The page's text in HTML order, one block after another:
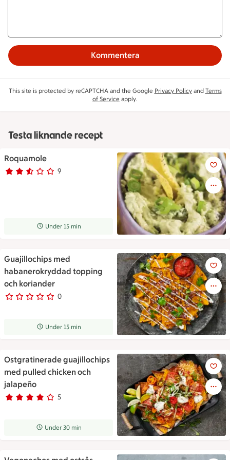
Kommentera
This site is protected by reCAPTCHA and the Google Privacy Policyand Terms
of Service apply.
Testa liknande recept
Roquamole
Betyg 2.7 av 5. 9
9 personer har röstat
Receptet tar Under 15 min att tillaga
Under 15 min
Roquamole
Guajillochips med
habanerokryddad topping
och koriander
0
0 personer har röstat
Receptet tar Under 15 min att tillaga
Under 15 min
Guajillochips med
Ostgratinerade guajillochips
med pulled chicken och
jalapeño
Betyg 3.8 av 5. 5
5 personer har röstat
Receptet tar Under 30 min att tillaga
Under 30 min
Ostgratinerade guajillochips